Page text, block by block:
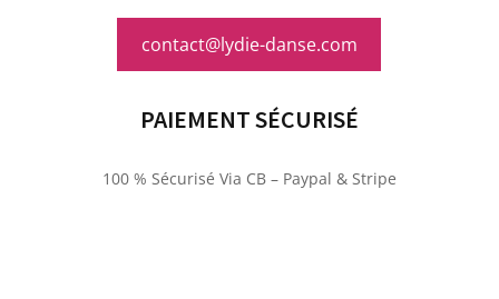
contact@lydie-danse.com
PAIEMENT SÉCURISÉ
100 % Sécurisé Via CB – Paypal & Stripe